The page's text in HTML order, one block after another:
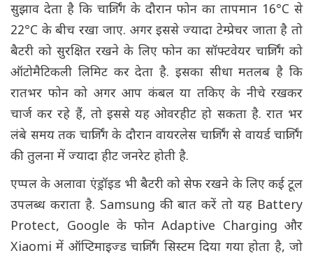
सुझाव देता है कि चार्जिंग के दौरान फोन का तापमान 16°C से
22°C के बीच रखा जाए. अगर इससे ज्यादा टेम्प्रेचर जाता है तो
बैटरी को सुरक्षित रखने के लिए फोन का सॉफ्टवेयर चार्जिंग को
ऑटोमैटिकली लिमिट कर देता है. इसका सीधा मतलब है कि
रातभर फोन को अगर आप कंबल या तकिए के नीचे रखकर
चार्ज कर रहे हैं, तो इससे यह ओवरहीट हो सकता है. रात भर
लंबे समय तक चार्जिंग के दौरान वायरलेस चार्जिंग से वायर्ड चार्जिंग
की तुलना में ज्यादा हीट जनरेट होती है.
एप्पल के अलावा एंड्रॉइड भी बैटरी को सेफ रखने के लिए कई टूल
उपलब्ध कराता है. Samsung की बात करें तो यह Battery
Protect, Google के फोन Adaptive Charging और
Xiaomi में ऑप्टिमाइज्ड चार्जिंग सिस्टम दिया गया होता है, जो